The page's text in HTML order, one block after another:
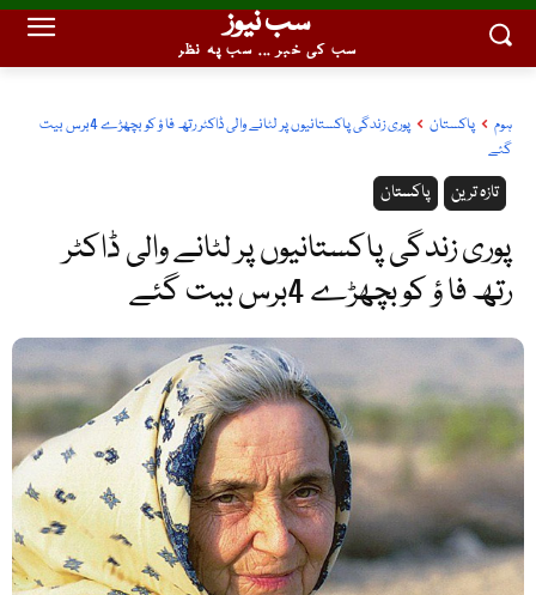
سب نیوز
سب کی خبر ... سب پہ نظر
ہوم پاکستان
پوری زندگی پاکستانیوں پر لٹانے والی ڈاکٹر رتھ فا ؤ کو بچھڑے 4برس بیت
گئے
پاکستان تازہ ترین
پوری زندگی پاکستانیوں پر لٹانے والی ڈاکٹر
رتھ فا ؤ کو بچھڑے 4برس بیت گئے